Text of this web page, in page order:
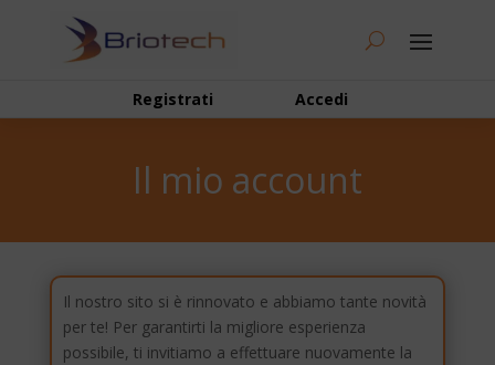
Registrati Accedi
Il mio account
Il nostro sito si è rinnovato e abbiamo tante novità
per te! Per garantirti la migliore esperienza
possibile, ti invitiamo a effettuare nuovamente la